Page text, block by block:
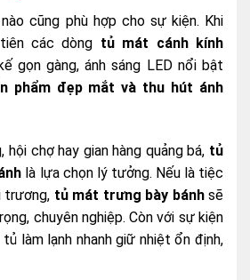
cũng phù hợp cho sự kiện. Khi
các dòng tủ mát cánh kính
gọn gàng, ánh sáng LED nổi bật
phẩm đẹp mắt và thu hút ánh
hội chợ hay gian hàng quảng bá, tủ
là lựa chọn lý tưởng. Nếu là tiệc
trương, tủ mát trưng bày bánhsẽ
chuyên nghiệp. Còn với sự kiện
làm lạnh nhanh giữ nhiệt ổn định,